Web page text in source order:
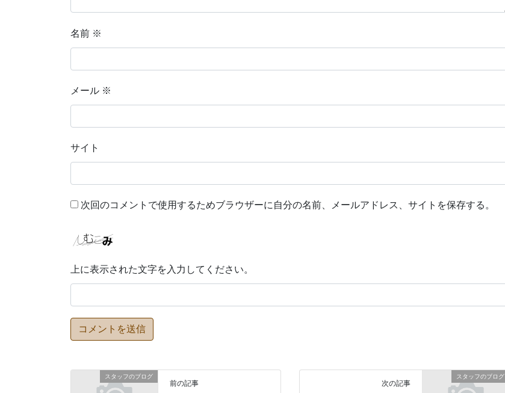
名前 ※
メール ※
サイト
次回のコメントで使用するためブラウザーに自分の名前、メールアドレス、サイトを保存する。
上に表示された文字を入力してください。
スタッフのブログ
前の記事
スタッフのブログ
次の記事